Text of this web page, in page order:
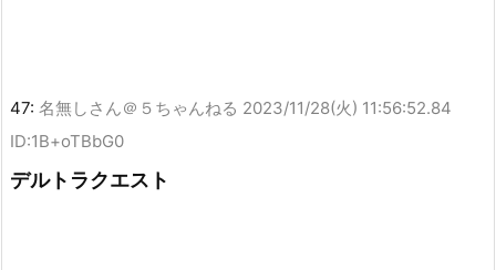
47: 名無しさん＠５ちゃんねる 2023/11/28(火) 11:56:52.84
ID:1B+oTBbG0
デルトラクエスト